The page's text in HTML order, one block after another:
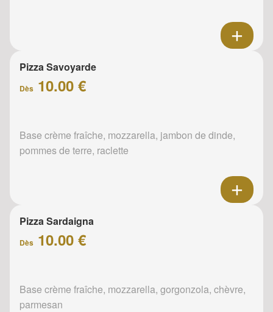
Pizza Savoyarde
Dès 10.00 €
Base crème fraîche, mozzarella, jambon de dinde,
pommes de terre, raclette
Pizza Sardaigna
Dès 10.00 €
Base crème fraîche, mozzarella, gorgonzola, chèvre,
parmesan